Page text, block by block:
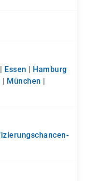
| Essen | Hamburg
| München |